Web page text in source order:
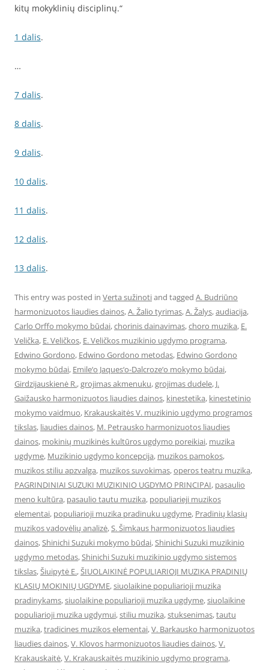
kitų mokyklinių disciplinų.“
1 dalis.
…
7 dalis.
8 dalis.
9 dalis.
10 dalis.
11 dalis.
12 dalis.
13 dalis.
This entry was posted in Verta sužinotiand tagged A. Budriūno
harmonizuotos liaudies dainos,A. Žalio tyrimas,A. Žalys,audiacija,
Carlo Orffo mokymo būdai,chorinis dainavimas,choro muzika, E.
Velička, E. Veličkos, E. Veličkos muzikinio ugdymo programa,
Edwino Gordono, Edwino Gordono metodas, Edwino Gordono
mokymo būdai, Emile‘o Jaques‘o-Dalcroze‘o mokymo būdai,
Girdzijauskienė R.,grojimas akmenuku,grojimas dudele, J.
Gaižausko harmonizuotos liaudies dainos, kinestetika, kinestetinio
mokymo vaidmuo, Krakauskaitės V. muzikinio ugdymo programos
tikslas, liaudies dainos, M. Petrausko harmonizuotos liaudies
dainos, mokinių muzikinės kultūros ugdymo poreikiai, muzika
ugdyme, Muzikinio ugdymo koncepcija, muzikos pamokos,
muzikos stiliu apzvalga, muzikos suvokimas,operos teatru muzika,
PAGRINDINIAI SUZUKI MUZIKINIO UGDYMO PRINCIPAI, pasaulio
meno kultūra, pasaulio tautu muzika, populiarieji muzikos
elementai, populiarioji muzika pradinuku ugdyme, Pradinių klasių
muzikos vadovėlių analizė,S. Šimkaus harmonizuotos liaudies
dainos,Shinichi Suzuki mokymo būdai,Shinichi Suzuki muzikinio
ugdymo metodas,Shinichi Suzuki muzikinio ugdymo sistemos
tikslas,Šiuipytė E.,ŠIUOLAIKINĖ POPULIARIOJI MUZIKA PRADINIŲ
KLASIŲ MOKINIŲ UGDYME,siuolaikine populiarioji muzika
pradinykams,siuolaikine populiarioji muzika ugdyme,siuolaikine
populiarioji muzika ugdymui,stiliu muzika,stuksenimas,tautu
muzika,tradicines muzikos elementai,V. Barkausko harmonizuotos
liaudies dainos,V. Klovos harmonizuotos liaudies dainos,V.
Krakauskaitė,V. Krakauskaitės muzikinio ugdymo programa,